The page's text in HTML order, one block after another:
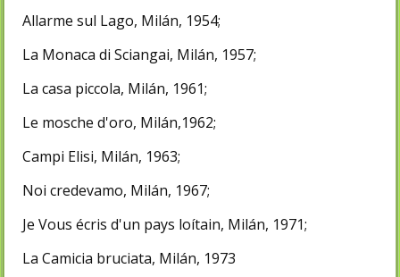
Allarme sul Lago, Milán, 1954;
La Monaca di Sciangai, Milán, 1957;
La casa piccola, Milán, 1961;
Le mosche d'oro, Milán,1962;
Campi Elisi, Milán, 1963;
Noi credevamo, Milán, 1967;
Je Vous écris d'un pays loítain, Milán, 1971;
La Camicia bruciata, Milán, 1973